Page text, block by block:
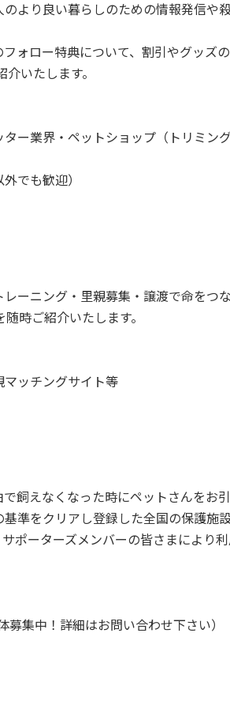
より良い暮らしのための情報発信や
ォロー特典について、割引やグッズ
いたします。
ー業界・ペットショップ（トリミン
でも歓迎）
ーニング・里親募集・譲渡で命をつ
時ご紹介いたします。
ッチングサイト等
飼えなくなった時にペットさんをお
準をクリアし登録した全国の保護施
ポーターズメンバーの皆さまにより
集中！詳細はお問い合わせ下さい）